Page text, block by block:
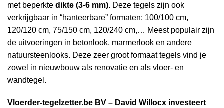
met beperkte dikte (3-6 mm). Deze tegels zijn ook
verkrijgbaar in “hanteerbare” formaten: 100/100 cm,
120/120 cm, 75/150 cm, 120/240 cm,… Meest populair zijn
de uitvoeringen in betonlook, marmerlook en andere
natuursteenlooks. Deze zeer groot formaat tegels vind je
zowel in nieuwbouw als renovatie en als vloer- en
wandtegel.
Vloerder-tegelzetter.be BV – David Willocx investeert